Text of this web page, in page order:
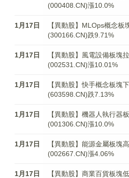
(000408.CN)漲10.0%
1月17日
【異動股】MLOps概念板
(300166.CN)跌9.71%
1月17日
【異動股】風電設備板塊
(002531.CN)漲10.01%
1月17日
【異動股】快手概念板塊
(603598.CN)跌7.13%
1月17日
【異動股】機器人執行器
(001306.CN)漲10.0%
1月17日
【異動股】能源金屬板塊
(002667.CN)漲4.06%
1月17日
【異動股】商業百貨板塊